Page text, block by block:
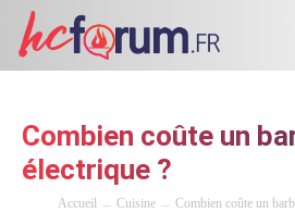
Combien coûte un
électrique ?
Accueil Cuisine Combien coûte un